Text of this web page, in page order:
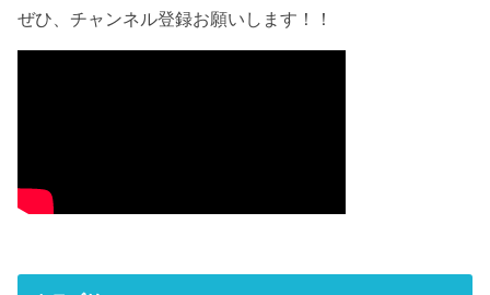
ぜひ、チャンネル登録お願いします！！